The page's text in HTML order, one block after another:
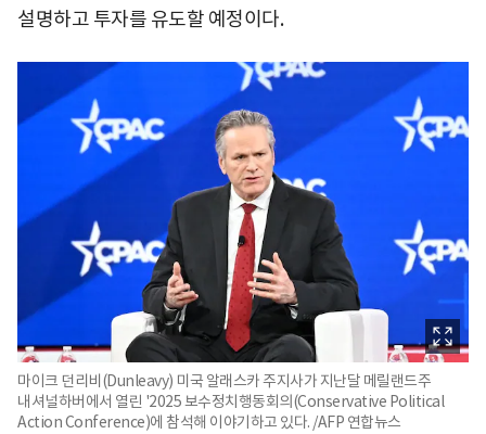
설명하고 투자를 유도할 예정이다.
마이크 던리비(Dunleavy) 미국 알래스카 주지사가 지난달 메릴랜드주
내셔널하버에서 열린 '2025 보수정치행동회의(Conservative Political
Action Conference)에 참석해 이야기하고 있다. /AFP 연합뉴스